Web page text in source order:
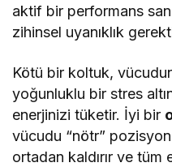
aktif bir performans
zihinsel uyanıklık
Kötü bir koltuk,
yoğunluklu bir stres
enerjinizi tüketir. İyi bir
vücudu “nötr”
ortadan kaldırır ve tüm